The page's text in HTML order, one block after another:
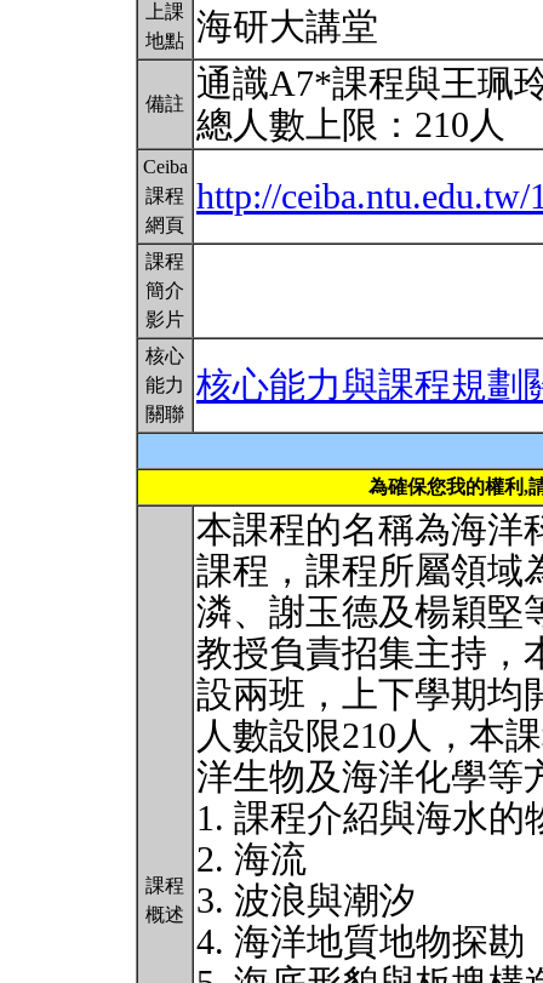
上課
地點 海研大講堂
備註
通識A7*課程與王珮
總人數上限：210人
Ceiba
課程
網頁
http://ceiba.ntu.edu.tw/
課程
簡介
影片
核心
能力
關聯
核心能力與課程規劃
為確保您我的權利,
課程
概述
本課程的名稱為海洋
課程，課程所屬領域
潾、謝玉德及楊穎堅
教授負責招集主持，
設兩班，上下學期均
人數設限210人，本
洋生物及海洋化學等
1. 課程介紹與海水的
2. 海流
3. 波浪與潮汐
4. 海洋地質地物探勘